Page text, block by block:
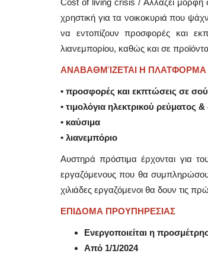
Cost of living crisis / Αλλάζει μορφή
χρηστική για τα νοικοκυριά που
να εντοπίζουν προσφορές και
λιανεμπορίου, καθώς και σε
ΑΝΑΒΑΘΜΊΖΕΤΑΙ Η ΠΛΑΤΦΟΡΜΑ
• προσφορές και εκπτώσεις σε
• τιμολόγια ηλεκτρικού ρεύματος
• καύσιμα
• λιανεμπόριο
Αυστηρά πρόστιμα έρχονται για
εργαζόμενους που θα συμπληρώσουν
χιλιάδες εργαζόμενοι θα δουν τις
ΕΠΙΔΟΜΑ ΠΡΟΥΠΗΡΕΣΙΑΣ
Ενεργοποιείται η
Από 1/1/2024